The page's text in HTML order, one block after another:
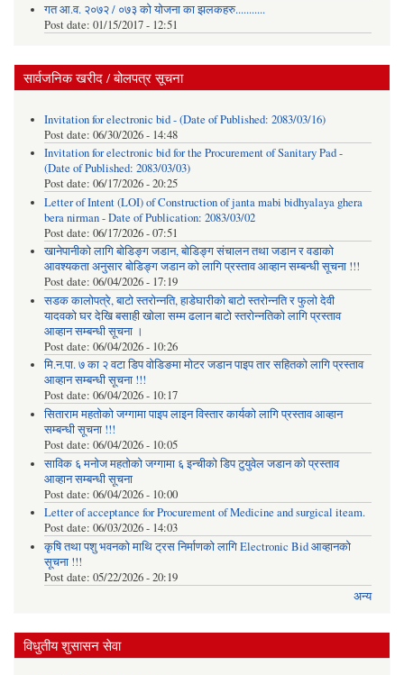
गत आ.व. २०७२ / ०७३ को योजना का झलकहरु...........
Post date: 01/15/2017 - 12:51
सार्वजनिक खरीद / बोलपत्र सूचना
Invitation for electronic bid - (Date of Published: 2083/03/16)
Post date: 06/30/2026 - 14:48
Invitation for electronic bid for the Procurement of Sanitary Pad -
(Date of Published: 2083/03/03)
Post date: 06/17/2026 - 20:25
Letter of Intent (LOI) of Construction of janta mabi bidhyalaya ghera
bera nirman - Date of Publication: 2083/03/02
Post date: 06/17/2026 - 07:51
खानेपानीको लागि बोडिङ्ग जडान, बोडिङ्ग संचालन तथा जडान र वडाको
आवश्यकता अनुसार बोडिङ्ग जडान को लागि प्रस्ताव आव्हान सम्बन्धी सूचना !!!
Post date: 06/04/2026 - 17:19
सडक कालोपत्रे, बाटो स्तरोन्नति, हाडेघारीको बाटो स्तरोन्नति र फुलो देवी
यादवको घर देखि बसाही खोला सम्म ढलान बाटो स्तरोन्नतिको लागि प्रस्ताव
आव्हान सम्बन्धी सूचना ।
Post date: 06/04/2026 - 10:26
मि.न.पा. ७ का २ वटा डिप वोडिङमा मोटर जडान पाइप तार सहितको लागि प्रस्ताव
आव्हान सम्बन्धी सूचना !!!
Post date: 06/04/2026 - 10:17
सिताराम महतोको जग्गामा पाइप लाइन विस्तार कार्यको लागि प्रस्ताव आव्हान
सम्बन्धी सूचना !!!
Post date: 06/04/2026 - 10:05
साविक ६ मनोज महतोको जग्गामा ६ इन्चीको डिप टुयुवेल जडान को प्रस्ताव
आव्हान सम्बन्धी सूचना
Post date: 06/04/2026 - 10:00
Letter of acceptance for Procurement of Medicine and surgical iteam.
Post date: 06/03/2026 - 14:03
कृषि तथा पशु भवनको माथि ट्रस निर्माणको लागि Electronic Bid आव्हानको
सूचना !!!
Post date: 05/22/2026 - 20:19
अन्य
विधुतीय शुसासन सेवा